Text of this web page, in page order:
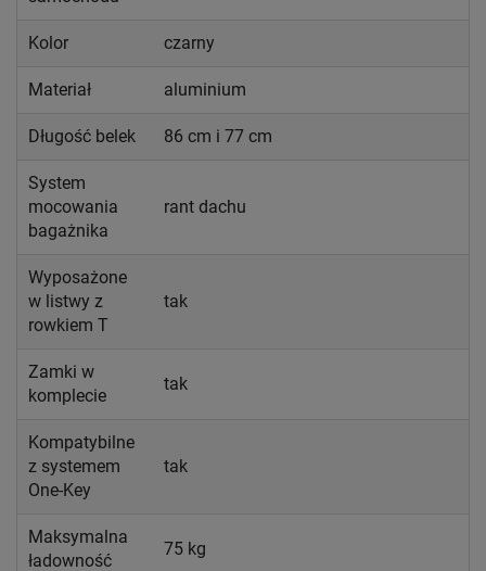
Kolor czarny
Materiał aluminium
Długość belek 86 cm i 77 cm
System
mocowania
bagażnika
rant dachu
Wyposażone
w listwy z
rowkiem T
tak
Zamki w
komplecie
tak
Kompatybilne
z systemem
One-Key
tak
Maksymalna
ładowność
75 kg